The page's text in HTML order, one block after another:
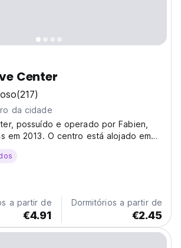
Center
(217)
da cidade
possuído e operado por Fabien,
em 2013. O centro está alojado em
a partir de
€4.91
Dormitórios a partir de
€2.45